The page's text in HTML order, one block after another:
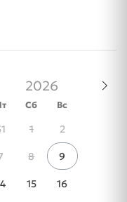
Сб Вс
1 2
8 9
15 16